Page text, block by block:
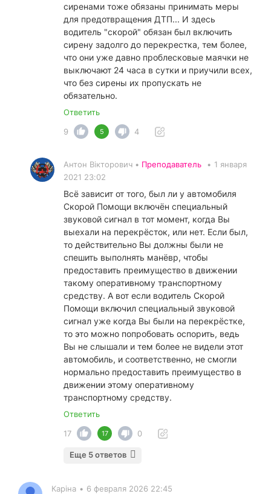
сиренами тоже обязаны принимать меры
для предотвращения ДТП... И здесь
водитель "скорой" обязан был включить
сирену задолго до перекрестка, тем более,
что они уже давно проблесковые маячки не
выключают 24 часа в сутки и приучили всех,
что без сирены их пропускать не
обязательно.
Ответить
9
5 4
Антон Вікторович • Преподаватель • 1 января
2021 23:02
Всё зависит от того, был ли у автомобиля
Скорой Помощи включён специальный
звуковой сигнал в тот момент, когда Вы
выехали на перекрёсток, или нет. Если был,
то действительно Вы должны были не
спешить выполнять манёвр, чтобы
предоставить преимущество в движении
такому оперативному транспортному
средству. А вот если водитель Скорой
Помощи включил специальный звуковой
сигнал уже когда Вы были на перекрёстке,
то это можно попробовать оспорить, ведь
Вы не слышали и тем более не видели этот
автомобиль, и соответственно, не смогли
нормально предоставить преимущество в
движении этому оперативному
транспортному средству.
Ответить
17
17 0
Еще 5 ответов
Каріна • 6 февраля 2026 22:45